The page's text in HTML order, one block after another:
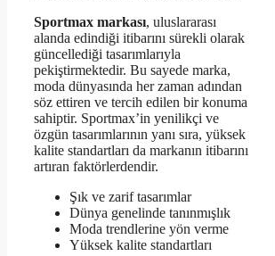
Sportmax markası, uluslararası
alanda edindiği itibarını sürekli olarak
güncellediği tasarımlarıyla
pekiştirmektedir. Bu sayede marka,
moda dünyasında her zaman adından
söz ettiren ve tercih edilen bir konuma
sahiptir. Sportmax’in yenilikçi ve
özgün tasarımlarının yanı sıra, yüksek
kalite standartları da markanın itibarını
artıran faktörlerdendir.
Şık ve zarif tasarımlar
Dünya genelinde tanınmışlık
Moda trendlerine yön verme
Yüksek kalite standartları